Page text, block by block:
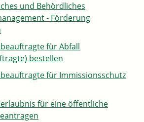
und Behördliches
- Förderung
für Abfall
bestellen
für Immissionsschutz
für eine öffentliche